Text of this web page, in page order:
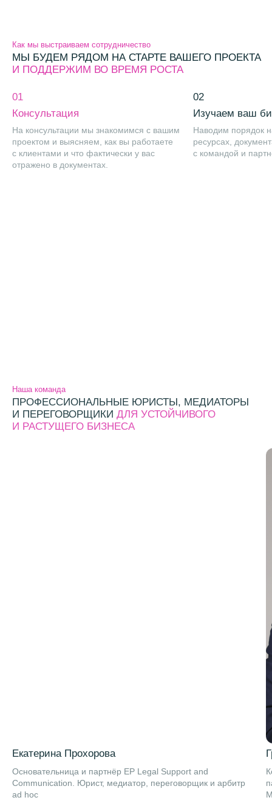
МЫ БУДЕМ РЯДОМ НА СТАРТЕ ВАШЕГО ПРОЕКТА
И ПОДДЕРЖИМ ВО ВРЕМЯ РОСТА
Как мы выстраиваем сотрудничество
Наводим порядок
ресурсах,
с командой и
Изучаем ваш
02
Консультация
На консультации мы знакомимся с вашим
проектом и выясняем, как вы работаете
с клиентами и что фактически у вас
отражено в документах.
01
ПРОФЕССИОНАЛЬНЫЕ ЮРИСТЫ, МЕДИАТОРЫ
И ПЕРЕГОВОРЩИКИ ДЛЯ УСТОЙЧИВОГО
И РАСТУЩЕГО БИЗНЕСА
Наша команда
Основательница и партнёр EP Legal Support and
Communication. Юрист, медиатор, переговорщик и арбитр
ad hoc
Екатерина Прохорова